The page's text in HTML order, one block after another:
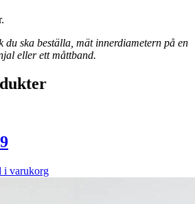
du ska beställa, mät innerdiametern på en
eller ett måttband.
i varukorg